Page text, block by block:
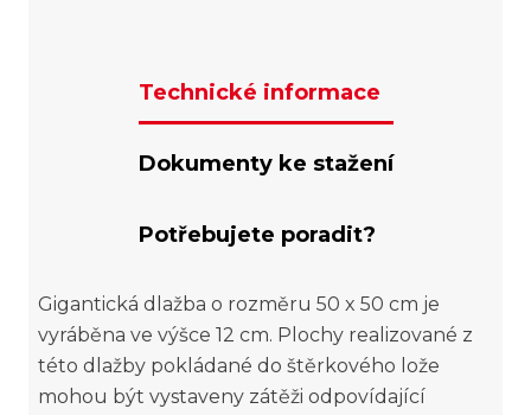
Technické informace
Dokumenty ke stažení
Potřebujete poradit?
Gigantická dlažba o rozměru 50 x 50 cm je
vyráběna ve výšce 12 cm. Plochy realizované z
této dlažby pokládané do štěrkového lože
mohou být vystaveny zátěži odpovídající